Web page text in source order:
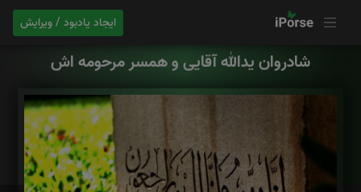
ایجاد یادبود / ویرایش
شادروان یدالله آقایی و همسر مرحومه اش